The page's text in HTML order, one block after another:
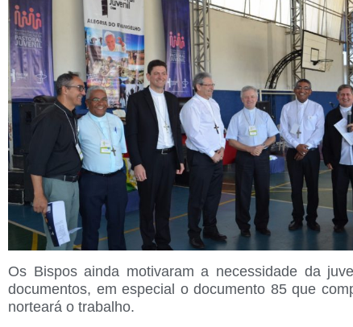
Os Bispos ainda motivaram a necessidade da
documentos, em especial o documento 85 que
norteará o trabalho.